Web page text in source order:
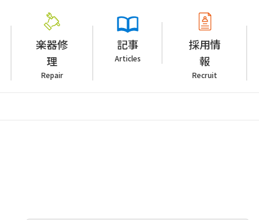
楽器修
理
Repair
記事
Articles
採用情
報
Recruit